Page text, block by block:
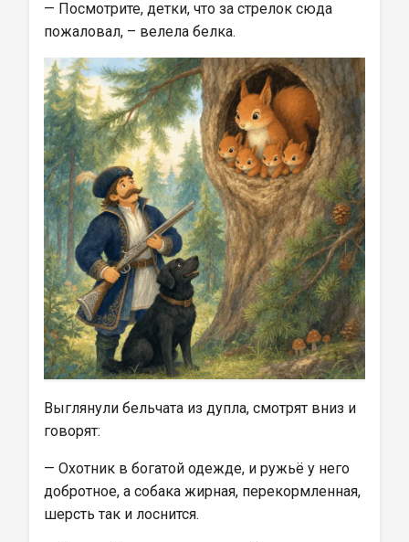
— Посмотрите, детки, что за стрелок сюда
пожаловал, – велела белка.
Выглянули бельчата из дупла, смотрят вниз и
говорят:
— Охотник в богатой одежде, и ружьё у него
добротное, а собака жирная, перекормленная,
шерсть так и лоснится.